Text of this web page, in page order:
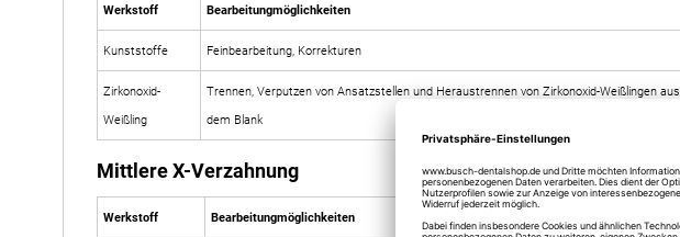
Werkstoff Bearbeitungmöglichkeiten
Kunststoffe Feinbearbeitung, Korrekturen
Zirkonoxid-
Weißling
Trennen, Verputzen von Ansatzstellen und Heraustrennen von Zirkonoxid-Weißlingen aus
dem Blank
Mittlere X-Verzahnung
Werkstoff Bearbeitungmöglichkeiten